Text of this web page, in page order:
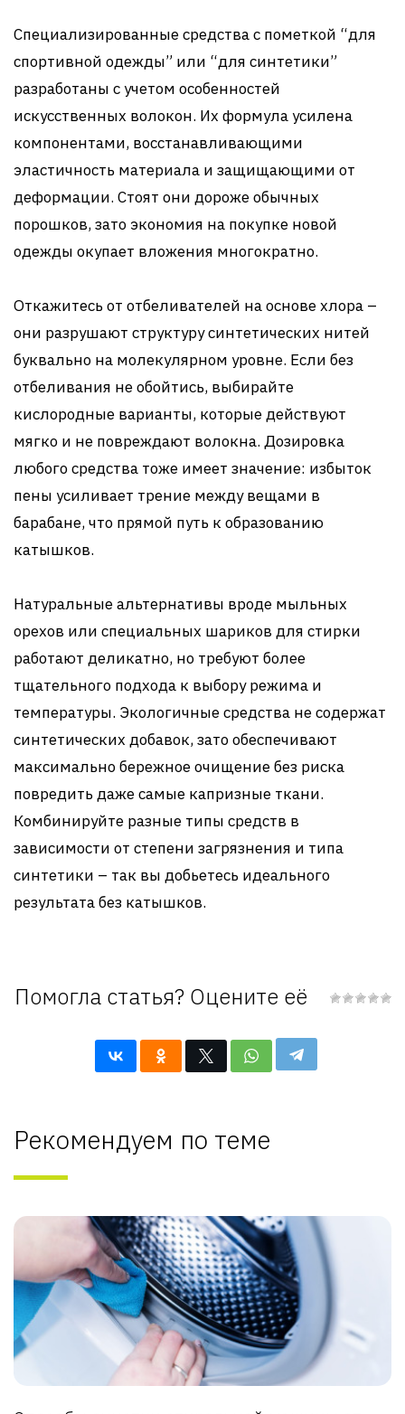
Специализированные средства с пометкой “для
спортивной одежды” или “для синтетики”
разработаны с учетом особенностей
искусственных волокон. Их формула усилена
компонентами, восстанавливающими
эластичность материала и защищающими от
деформации. Стоят они дороже обычных
порошков, зато экономия на покупке новой
одежды окупает вложения многократно.
Откажитесь от отбеливателей на основе хлора –
они разрушают структуру синтетических нитей
буквально на молекулярном уровне. Если без
отбеливания не обойтись, выбирайте
кислородные варианты, которые действуют
мягко и не повреждают волокна. Дозировка
любого средства тоже имеет значение: избыток
пены усиливает трение между вещами в
барабане, что прямой путь к образованию
катышков.
Натуральные альтернативы вроде мыльных
орехов или специальных шариков для стирки
работают деликатно, но требуют более
тщательного подхода к выбору режима и
температуры. Экологичные средства не содержат
синтетических добавок, зато обеспечивают
максимально бережное очищение без риска
повредить даже самые капризные ткани.
Комбинируйте разные типы средств в
зависимости от степени загрязнения и типа
синтетики – так вы добьетесь идеального
результата без катышков.
Помогла статья? Оцените её
Рекомендуем по теме